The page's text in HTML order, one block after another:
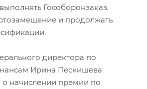
Гособоронзаказ,
и продолжать
директора по
Ирина Пескишева
о начислении премии по